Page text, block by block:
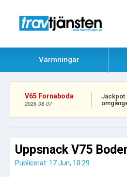
Värmningar
V65 Fornaboda
2026-08-07
Jackpot
Uppsnack V75
Publicerat: 17 Jun, 10:29